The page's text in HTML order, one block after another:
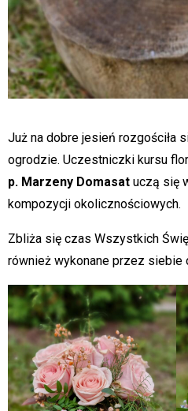
Już na dobre jesień rozgościła
ogrodzie. Uczestniczki kursu
p. Marzeny Domasat uczą się
kompozycji okolicznościowych.
Zbliża się czas Wszystkich
również wykonane przez siebie